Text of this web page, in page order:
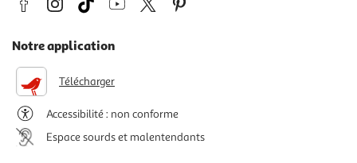
Notre application
Télécharger
Accessibilité : non conforme
Espace sourds et malentendants